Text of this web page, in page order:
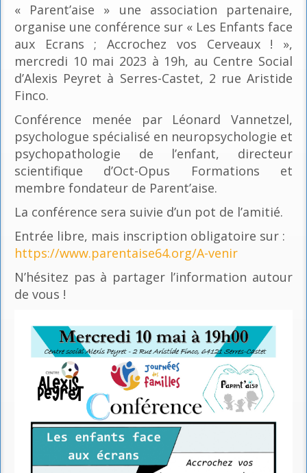
« Parent’aise » une association partenaire,
organise une conférence sur « Les Enfants face
aux Ecrans ; Accrochez vos Cerveaux ! »,
mercredi 10 mai 2023 à 19h, au Centre Social
d’Alexis Peyret à Serres-Castet, 2 rue Aristide
Finco.
Conférence menée par Léonard Vannetzel,
psychologue spécialisé en neuropsychologie et
psychopathologie de l’enfant, directeur
scientifique d’Oct-Opus Formations et
membre fondateur de Parent’aise.
La conférence sera suivie d’un pot de l’amitié.
Entrée libre, mais inscription obligatoire sur :
https://www.parentaise64.org/A-venir
N’hésitez pas à partager l’information autour
de vous !